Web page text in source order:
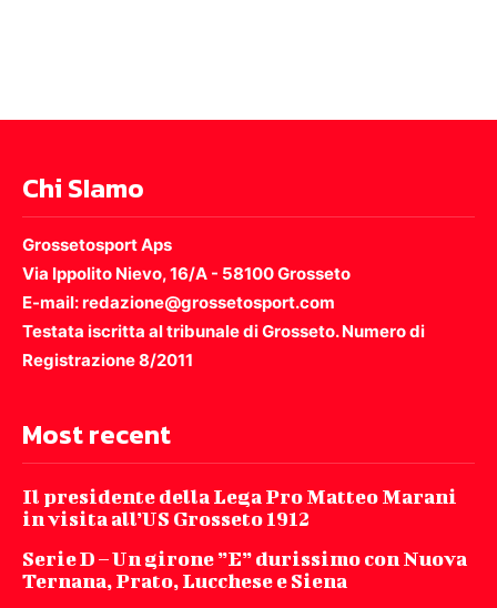
Chi SIamo
Grossetosport Aps
Via Ippolito Nievo, 16/A - 58100 Grosseto
E-mail: redazione@grossetosport.com
Testata iscritta al tribunale di Grosseto. Numero di
Registrazione 8/2011
Most recent
Il presidente della Lega Pro Matteo Marani
in visita all’US Grosseto 1912
Serie D – Un girone ”E” durissimo con Nuova
Ternana, Prato, Lucchese e Siena